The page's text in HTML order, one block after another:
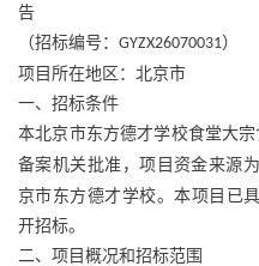
告
（招标编号： GYZX26070031）
项目所在地区：北京市
一、招标条件
本北京市东方德才学校食堂大
备案机关批准，项目资金来源
京市东方德才学校。本项目已
开招标。
二、项目概况和招标范围